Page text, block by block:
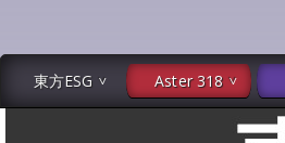
東方ESG Aster 318